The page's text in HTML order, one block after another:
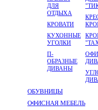
ДЛЯ
ОТДЫХА
КРОВАТИ
КУХОННЫЕ
УГОЛКИ
П-
ОБРАЗНЫЕ
ДИВАНЫ
ОБУВНИЦЫ
ОФИСНАЯ МЕБЕЛЬ